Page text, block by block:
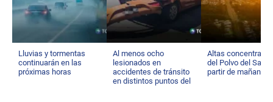
Lluvias y tormentas
continuarán en las
próximas horas
Al menos ocho
lesionados en
accidentes de tránsito
en distintos puntos del
Altas
del Polvo del
partir de mañana